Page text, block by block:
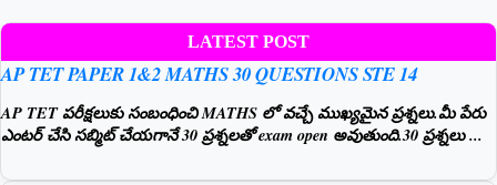
LATEST POST
AP TET PAPER 1&2 MATHS 30 QUESTIONS STE 14
AP TET పరీక్షలుకు సంబంధించి MATHS లో వచ్చే ముఖ్యమైన ప్రశ్నలు.మీ పేరు
ఎంటర్ చేసి సబ్మిట్ చేయగానే 30 ప్రశ్నలతో exam open అవుతుంది.30 ప్రశ్నలు ...